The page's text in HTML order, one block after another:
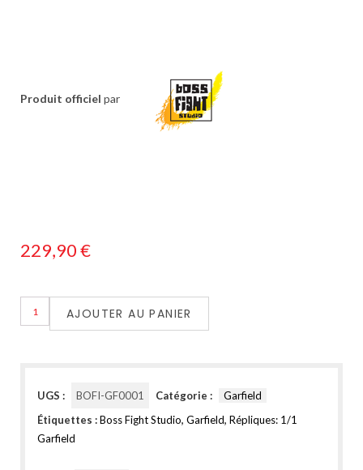
Produit officiel par
229,90€
AJOUTER AU PANIER
UGS : BOFI-GF0001 Catégorie :
Garfield
Étiquettes :Boss Fight Studio, Garfield, Répliques: 1/1
Garfield